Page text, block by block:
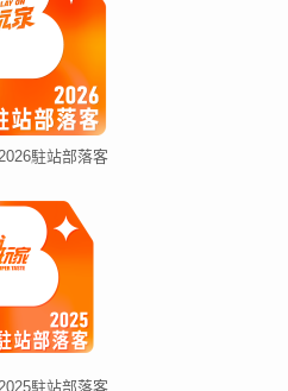
駐站部落客
駐站部落客